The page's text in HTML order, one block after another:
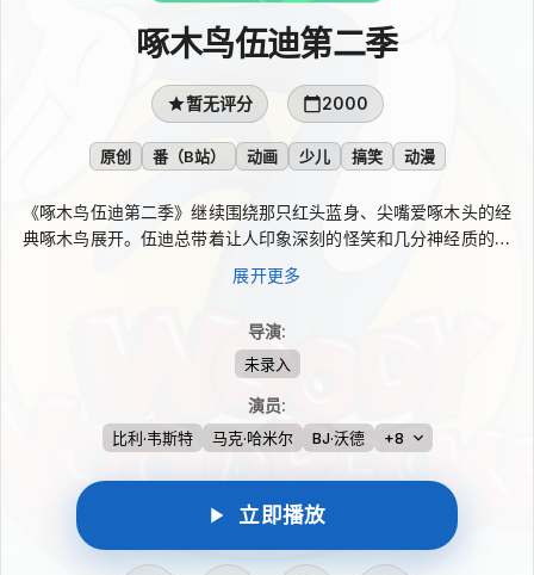
啄木鸟伍迪第二季
暂无评分 2000
原创 番（B站） 动画 少儿 搞笑 动漫
《啄木鸟伍迪第二季》继续围绕那只红头蓝身、尖嘴爱啄木头的经
典啄木鸟展开。伍迪总带着让人印象深刻的怪笑和几分神经质的劲
头，仿佛没有什么木头能难倒它。接连不断的捣蛋与误打误撞，制
造出类似追逐喜剧的热闹笑料，也延续了这一动画形象鲜明又顽皮
展开更多
导演:
未录入
演员:
比利·韦斯特 马克·哈米尔 BJ·沃德 +8
立即播放